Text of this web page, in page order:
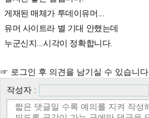
게재된 매체가 투데이유머...
유머 사이트라 별 기대 안했는데
누군신지...시각이 정확합니다.
☞ 로그인 후 의견을 남기실 수 있습니다
작성자 :